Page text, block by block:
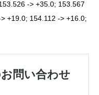
-> +35.0; 153.567
+19.0; 154.112 -> +16.0;